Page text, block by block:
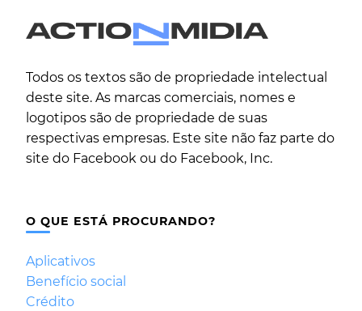
Todos os textos são de propriedade intelectual
deste site. As marcas comerciais, nomes e
logotipos são de propriedade de suas
respectivas empresas. Este site não faz parte do
site do Facebook ou do Facebook, Inc.
O QUE ESTÁ PROCURANDO?
Aplicativos
Benefício social
Crédito